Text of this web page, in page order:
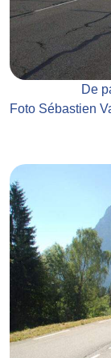
De
Foto Sébastien